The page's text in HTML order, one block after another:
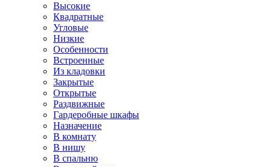
Высокие
Квадратные
Угловые
Низкие
Особенности
Встроенные
Из кладовки
Закрытые
Открытые
Раздвижные
Гардеробные шкафы
Назначение
В комнату
В нишу
В спальню